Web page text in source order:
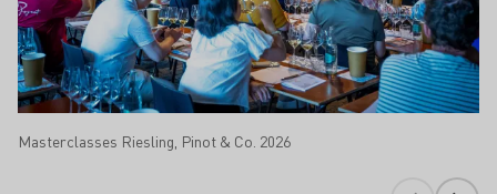
Masterclasses Riesling, Pinot & Co. 2026